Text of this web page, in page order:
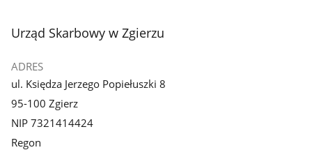
stopka
Urząd Skarbowy w Zgierzu
ADRES
ul. Księdza Jerzego Popiełuszki 8
95-100 Zgierz
NIP 7321414424
Regon